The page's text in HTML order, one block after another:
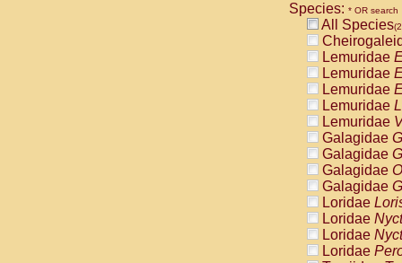
Cebidae
Cebidae
Cebidae
Cebidae
Cebidae
Atelidae
Atelidae
Atelidae
Atelidae
Atelidae
Atelidae
Atelidae
Atelidae
Atelidae
Atelidae
Pitheciidae
Species: * OR search
All Species
Lemuridae
Lemuridae
Lemuridae
Lemuridae
Lemuridae
Galagidae
Galagidae
Galagidae
Galagidae
Loridae
Loridae
Loridae
Loridae